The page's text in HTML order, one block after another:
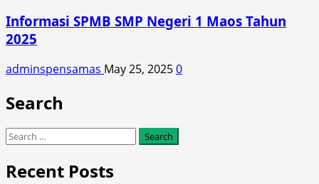
Informasi SPMB SMP Negeri 1 Maos Tahun
2025
adminspensamas May 25, 20250
Search
Search
Recent Posts